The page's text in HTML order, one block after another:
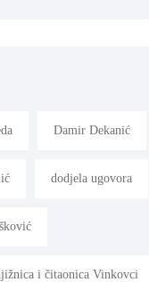
Damir Dekanić
dodjela ugovora
i čitaonica Vinkovci